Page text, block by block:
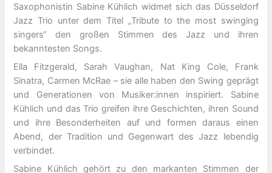
Saxophonistin Sabine Kühlich widmet sich das Düsseldorf
Jazz Trio unter dem Titel „Tribute to the most swinging
singers“ den großen Stimmen des Jazz und ihren
bekanntesten Songs.
Ella Fitzgerald, Sarah Vaughan, Nat King Cole, Frank
Sinatra, Carmen McRae – sie alle haben den Swing geprägt
und Generationen von Musiker:innen inspiriert. Sabine
Kühlich und das Trio greifen ihre Geschichten, ihren Sound
und ihre Besonderheiten auf und formen daraus einen
Abend, der Tradition und Gegenwart des Jazz lebendig
verbindet.
Sabine Kühlich gehört zu den markanten Stimmen der